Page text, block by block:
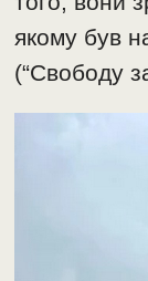
якому був
(“Свободу